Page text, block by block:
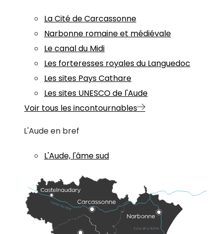
La Cité de Carcassonne
Narbonne romaine et médiévale
Le canal du Midi
Les forteresses royales du Languedoc
Les sites Pays Cathare
Les sites UNESCO de l'Aude
Voir tous les incontournables
L'Aude en bref
L'Aude, l'âme sud